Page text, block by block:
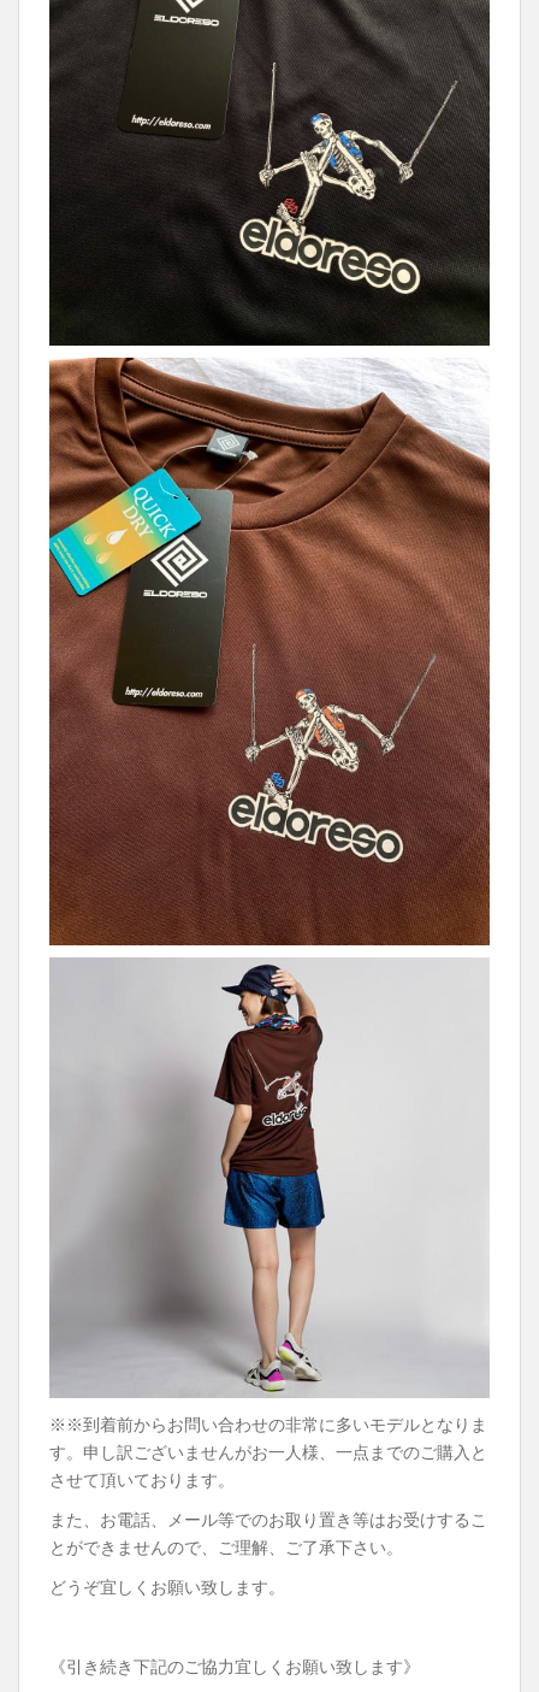
※※到着前からお問い合わせの非常に多いモデルとなりま
す。申し訳ございませんがお一人様、一点までのご購入と
させて頂いております。
また、お電話、メール等でのお取り置き等はお受けするこ
とができませんので、ご理解、ご了承下さい。
どうぞ宜しくお願い致します。
《引き続き下記のご協力宜しくお願い致します》